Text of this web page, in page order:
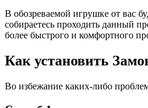
В обозреваемой игрушке от вас
собираетесь проходить данный
более быстрого и комфортного
Как установить
Во избежание каких-либо